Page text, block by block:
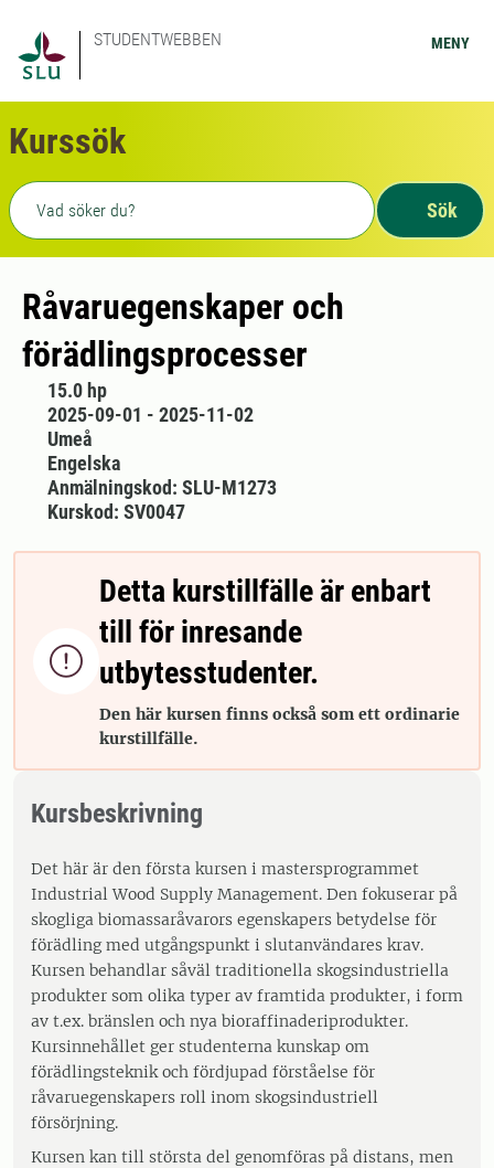
STUDENTWEBBEN MENY
Kurssök
Fritext sökning
Sök
Råvaruegenskaper och
förädlingsprocesser
15.0 hp
2025-09-01 - 2025-11-02
Umeå
Engelska
Anmälningskod: SLU-M1273
Kurskod: SV0047

Detta kurstillfälle är enbart
till för inresande
utbytesstudenter.
Den här kursen finns också som ett ordinarie
kurstillfälle.
Kursbeskrivning
Det här är den första kursen i mastersprogrammet
Industrial Wood Supply Management. Den fokuserar på
skogliga biomassaråvarors egenskapers betydelse för
förädling med utgångspunkt i slutanvändares krav.
Kursen behandlar såväl traditionella skogsindustriella
produkter som olika typer av framtida produkter, i form
av t.ex. bränslen och nya bioraffinaderiprodukter.
Kursinnehållet ger studenterna kunskap om
förädlingsteknik och fördjupad förståelse för
råvaruegenskapers roll inom skogsindustriell
försörjning.
Kursen kan till största del genomföras på distans, men